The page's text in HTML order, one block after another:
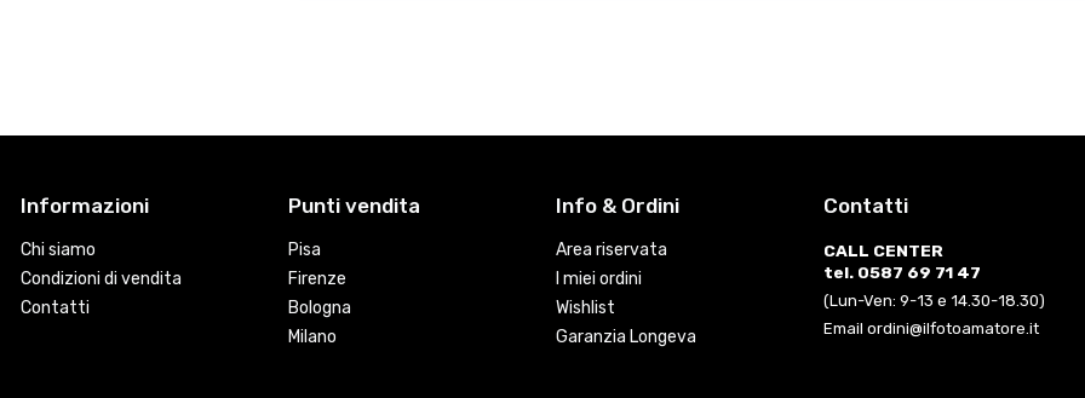
Informazioni
Chi siamo
Condizioni di vendita
Contatti
Punti vendita
Pisa
Firenze
Bologna
Milano
Info & Ordini
Area riservata
I miei ordini
Wishlist
Garanzia Longeva
Contatti
CALL CENTER
tel. 0587 69 71 47
(Lun-Ven: 9-13 e 14.30-18.30)
Email ordini@ilfotoamatore.it